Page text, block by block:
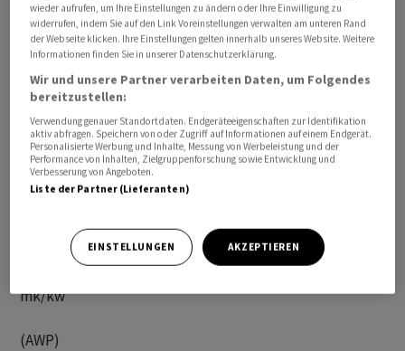
Laut dem BVGer unterstehen Essenslieferungen nicht
der Postgesetzgebung. Dies habe unter anderem zur
Folge, dass die Mindeststandards für die
Arbeitsbedingungen im Postdienst für Arbeitnehmer
solcher Plattformen nicht anwendbar seien, hält die
Postcom fest. Daneben würden die Urteile
verschiedene weitere Fragen aufwerfen. Da die
Postcom allerdings nicht dazu berichtigt sei, selber
Bundesgericht weiterzuziehen, werde sie die
Entscheide lediglich zu Kenntnis nehmen.
mk/kw
(AWP)
wieder aufrufen, um Ihre Einstellungen zu ändern oder Ihre Einwilligung zu
widerrufen, indem Sie auf den Link Voreinstellungen verwalten am unteren Rand
der Webseite klicken. Ihre Einstellungen gelten innerhalb unseres Website. Weitere
Informationen finden Sie in unserer Datenschutzerklärung.
Wir und unsere Partner verarbeiten Daten, um Folgendes
bereitzustellen:
Verwendung genauer Standortdaten. Endgeräteeigenschaften zur Identifikation
aktiv abfragen. Speichern von oder Zugriff auf Informationen auf einem Endgerät.
Personalisierte Werbung und Inhalte, Messung von Werbeleistung und der
Performance von Inhalten, Zielgruppenforschung sowie Entwicklung und
Verbesserung von Angeboten.
Liste der Partner (Lieferanten)
EINSTELLUNGEN AKZEPTIEREN